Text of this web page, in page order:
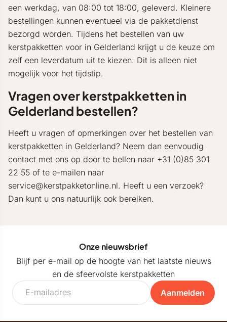
een werkdag, van 08:00 tot 18:00, geleverd. Kleinere
bestellingen kunnen eventueel via de pakketdienst
bezorgd worden. Tijdens het bestellen van uw
kerstpakketten voor in Gelderland krijgt u de keuze om
zelf een leverdatum uit te kiezen. Dit is alleen niet
mogelijk voor het tijdstip.
Vragen over kerstpakketten in
Gelderland bestellen?
Heeft u vragen of opmerkingen over het bestellen van
kerstpakketten in Gelderland? Neem dan eenvoudig
contact met ons op door te bellen naar +31 (0)85 301
22 55 of te e-mailen naar
service@kerstpakketonline.nl. Heeft u een verzoek?
Dan kunt u ons natuurlijk ook bereiken.
Onze nieuwsbrief
Blijf per e-mail op de hoogte van het laatste nieuws
en de sfeervolste kerstpakketten
Aanmelden